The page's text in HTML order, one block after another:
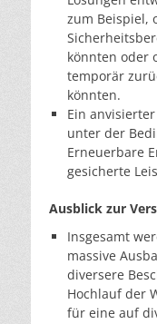
zum Beispiel,
könnten oder
temporär
könnten.
Ein
unter der
Erneuerbare
gesicherte
Ausblick zur
Insgesamt
massive
diversere
Hochlauf der
für eine auf